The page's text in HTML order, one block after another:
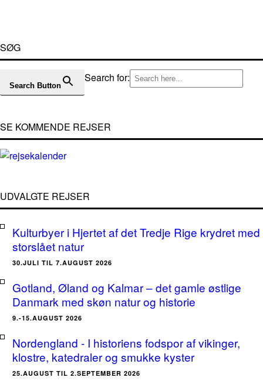
SØG
Search for:
Search Button
SE KOMMENDE REJSER
UDVALGTE REJSER
Kulturbyer i Hjertet af det Tredje Rige krydret med
storslået natur
30.JULI TIL 7.AUGUST 2026
Gotland, Øland og Kalmar – det gamle østlige
Danmark med skøn natur og historie
9.-15.AUGUST 2026
Nordengland - I historiens fodspor af vikinger,
klostre, katedraler og smukke kyster
25.AUGUST TIL 2.SEPTEMBER 2026